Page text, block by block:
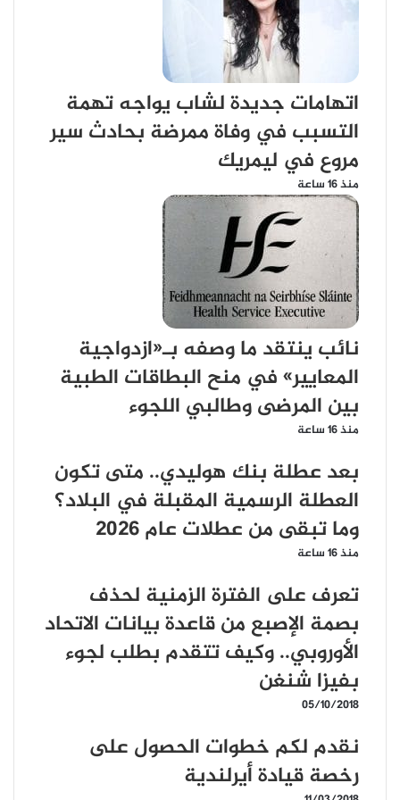
اتهامات جديدة لشاب يواجه تهمة
التسبب في وفاة ممرضة بحادث سير
مروع في ليمريك
منذ 16 ساعة
نائب ينتقد ما وصفه بـ«ازدواجية
المعايير» في منح البطاقات الطبية
بين المرضى وطالبي اللجوء
منذ 16 ساعة
بعد عطلة بنك هوليدي.. متى تكون
العطلة الرسمية المقبلة في البلاد؟
وما تبقى من عطلات عام 2026
منذ 16 ساعة
تعرف على الفترة الزمنية لحذف
بصمة الإصبع من قاعدة بيانات الاتحاد
الأوروبي.. وكيف تتقدم بطلب لجوء
بفيزا شنغن
05/10/2018
نقدم لكم خطوات الحصول على
رخصة قيادة أيرلندية